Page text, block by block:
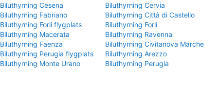
Biluthyrning Cesena
Biluthyrning Cervia
Biluthyrning Fabriano
Biluthyrning Città di Castello
Biluthyrning Forli flygplats
Biluthyrning Forlì
Biluthyrning Macerata
Biluthyrning Ravenna
Biluthyrning Faenza
Biluthyrning Civitanova Marche
Biluthyrning Perugia flygplats
Biluthyrning Arezzo
Biluthyrning Monte Urano
Biluthyrning Perugia